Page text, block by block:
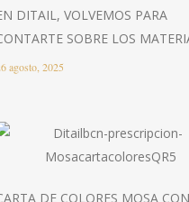
DITAIL, VOLVEMOS PARA
SOBRE LOS
agosto, 2025
DE COLORES MOSA